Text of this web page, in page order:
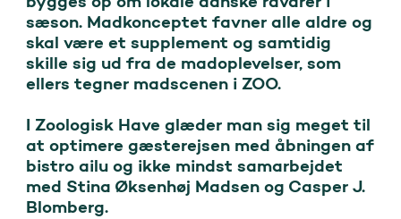
sæson. Madkonceptet favner alle aldre og
skal være et supplement og samtidig
skille sig ud fra de madoplevelser, som
ellers tegner madscenen i ZOO.
I Zoologisk Have glæder man sig meget til
at optimere gæsterejsen med åbningen af
bistro ailu og ikke mindst samarbejdet
med Stina Øksenhøj Madsen og Casper J.
Blomberg.